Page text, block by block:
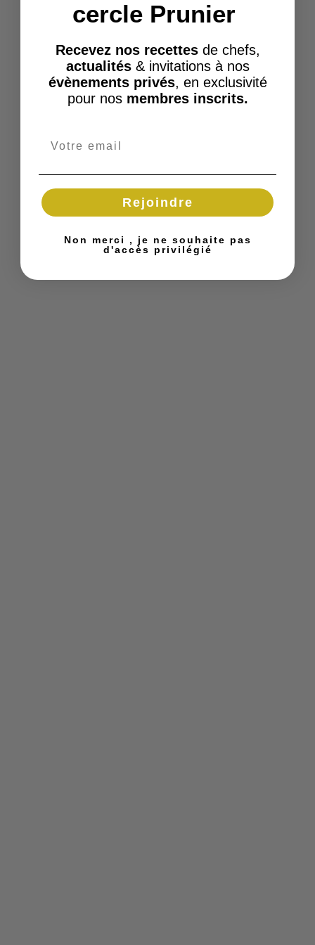
cercle Prunier
Recevez nos recettes de chefs,
actualités& invitations à nos
évènements privés, en exclusivité
pour nos membres inscrits.
Rejoindre
Non merci , je ne souhaite pas
d'accès privilégié